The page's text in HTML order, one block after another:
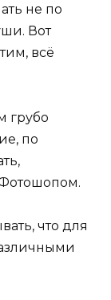
не по
Вот
всё
грубо
по
что для